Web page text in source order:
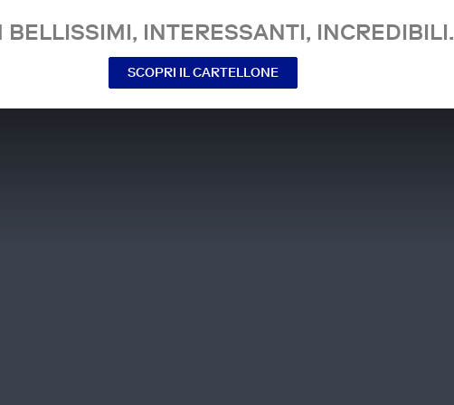
BELLISSIMI, INTERESSANTI, INCREDIBILI.
SCOPRI IL CARTELLONE